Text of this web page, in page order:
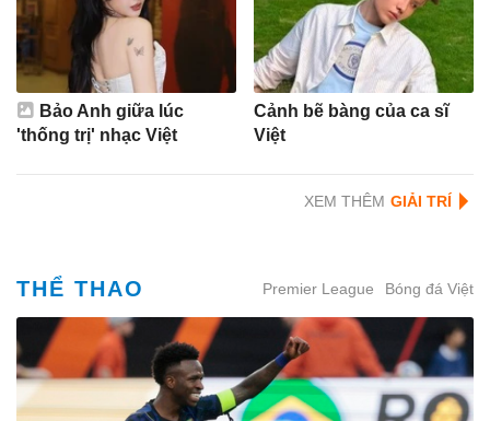
Bảo Anh giữa lúc
'thống trị' nhạc Việt
Cảnh bẽ bàng của ca sĩ
Việt
XEM THÊM
THỂ THAO Premier League Bóng đá Việt